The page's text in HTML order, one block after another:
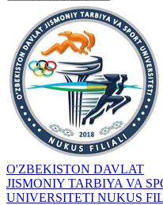
O'ZBEKISTON DAVLAT
JISMONIY TARBIYA VA
UNIVERSITETI NUKUS